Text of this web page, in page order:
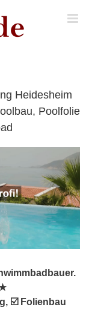
Heidesheim
Poolfolie
☑️ Folienbau